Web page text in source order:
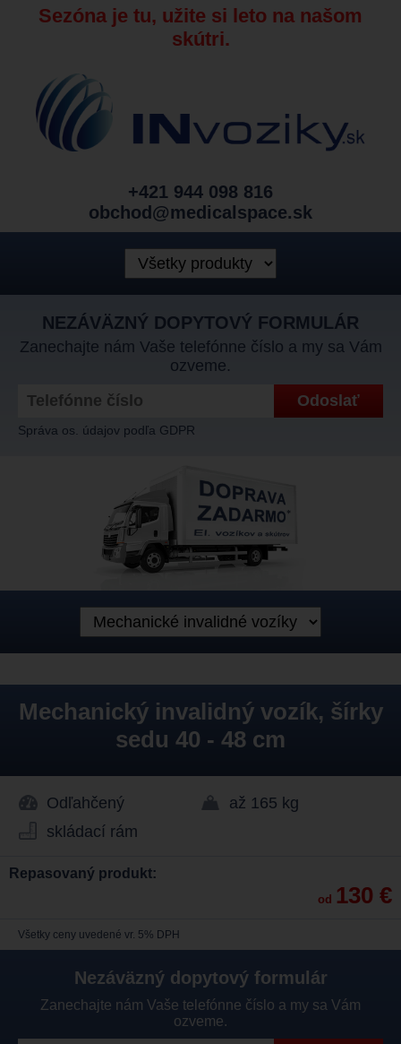
Sezóna je tu, užite si leto na našom
skútri.
+421 944 098 816
obchod@medicalspace.sk
NEZÁVÄZNÝ DOPYTOVÝ FORMULÁR
Zanechajte nám Vaše telefónne číslo a my sa Vám
ozveme.
Správa os. údajov podľa GDPR
Mechanický invalidný vozík, šírky
sedu 40 - 48 cm
Odľahčený
až 165 kg
skládací rám
Repasovaný produkt:
od 130 €
Všetky ceny uvedené vr. 5% DPH
Nezáväzný dopytový formulár
Zanechajte nám Vaše telefónne číslo a my sa Vám
ozveme.